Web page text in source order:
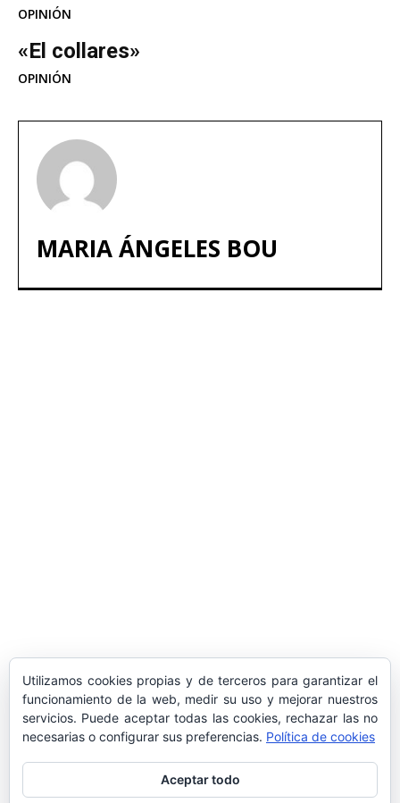
OPINIÓN
«El collares»
OPINIÓN
MARIA ÁNGELES BOU
LA DELEGACIÓN DE TARRAGONA
ASISTE INVITADA A LA “CENA DE GALA
DE LAS CUATRO MARINAS”
Utilizamos cookies propias y de terceros para garantizar el
funcionamiento de la web, medir su uso y mejorar nuestros
servicios. Puede aceptar todas las cookies, rechazar las no
necesarias o configurar sus preferencias. Política de cookies
Aceptar todo